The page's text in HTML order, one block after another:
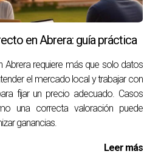
de que eso afectaría
estructurales antes de
a esta decisión estratégica,
el valor percibido y
del precio esperado.
Y CONSEJOS
en Abrera: guía práctica
Abrera requiere más que solo datos
el mercado local y trabajar con
fijar un precio adecuado. Casos
una correcta valoración puede
ganancias.
Leer más